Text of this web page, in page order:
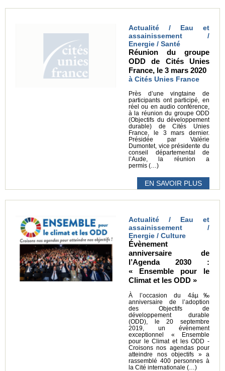
Actualité / Eau et
assainissement /
Energie / Santé
Réunion du groupe
ODD de Cités Unies
France, le 3 mars 2020
à Cités Unies France
Près d’une vingtaine de
participants ont participé, en
réel ou en audio conférence,
à la réunion du groupe ODD
(Objectifs du développement
durable) de Cités Unies
France, le 3 mars dernier.
Présidée par Valérie
Dumontet, vice présidente du
conseil départemental de
l’Aude, la réunion a
permis (…)
EN SAVOIR PLUS
Actualité / Eau et
assainissement /
Energie / Culture
Évènement
anniversaire de
l’Agenda 2030 :
« Ensemble pour le
Climat et les ODD »
À l’occasion du 4áµ‰
anniversaire de l’adoption
des Objectifs de
développement durable
(ODD), le 20 septembre
2019, un évènement
exceptionnel « Ensemble
pour le Climat et les ODD -
Croisons nos agendas pour
atteindre nos objectifs » a
rassemblé 400 personnes à
la Cité internationale (…)